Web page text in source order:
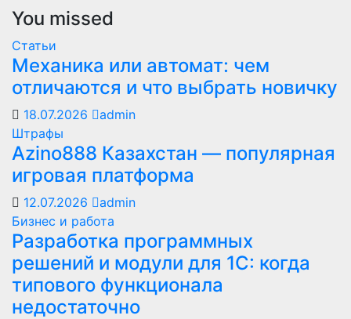
You missed
Статьи
Механика или автомат: чем
отличаются и что выбрать новичку
18.07.2026
admin
Штрафы
Azino888 Казахстан — популярная
игровая платформа
12.07.2026
admin
Бизнес и работа
Разработка программных
решений и модули для 1С: когда
типового функционала
недостаточно